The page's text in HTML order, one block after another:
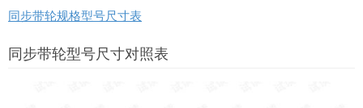
同步带轮规格型号尺寸表
同步带轮型号尺寸对照表